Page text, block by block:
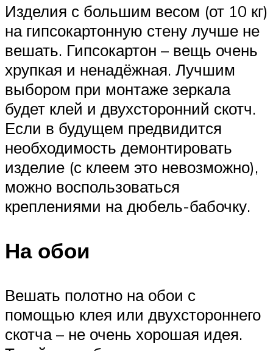
Изделия с большим весом (от 10 кг)
на гипсокартонную стену лучше не
вешать. Гипсокартон – вещь очень
хрупкая и ненадёжная. Лучшим
выбором при монтаже зеркала
будет клей и двухсторонний скотч.
Если в будущем предвидится
необходимость демонтировать
изделие (с клеем это невозможно),
можно воспользоваться
креплениями на дюбель-бабочку.
На обои
Вешать полотно на обои с
помощью клея или двухстороннего
скотча – не очень хорошая идея.